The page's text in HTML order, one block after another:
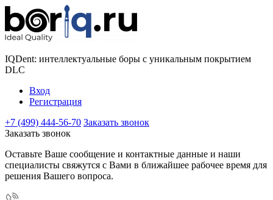
IQDent: интеллектуальные боры с уникальным покрытием
DLC
Вход
Регистрация
+7 (499) 444-56-70 Заказать звонок
Заказать звонок
Оставьте Ваше сообщение и контактные данные и наши
специалисты свяжутся с Вами в ближайшее рабочее время для
решения Вашего вопроса.